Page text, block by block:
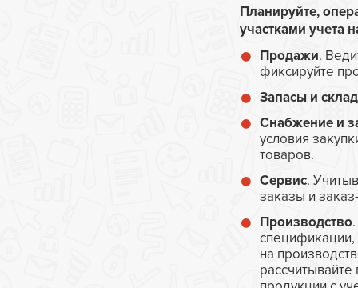
Планируйте,
участками учета
Продажи.
фиксируйте
Запасы и склад
Снабжение и
условия
товаров.
Сервис.
заказы и
Производство
спецификации,
на